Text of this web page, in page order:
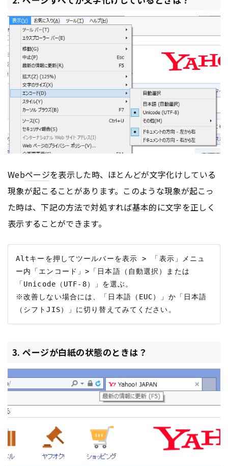
Webページを表示した時、ほとんどが文字化けしている
現象が起こることがあります。このような現象が起こっ
た時は、下記の方法で対処すれば基本的に文字を正しく
表示することができます。
Altキーを押してツールバーを表示 > 「表示」メニュ
ー内「エンコード」>「日本語（自動選択）または
「Unicode（UTF-8）」を選ぶ。
※改善しない場合には、「日本語（EUC）」か「日本語
3. ページが白紙の状態のときは？